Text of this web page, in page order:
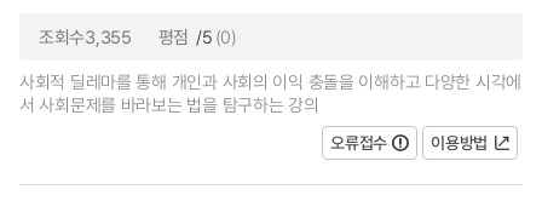
조회수3,355 평점 /5 (0)
사회적 딜레마를 통해 개인과 사회의 이익 충돌을 이해하고 다양한 시각에
서 사회문제를 바라보는 법을 탐구하는 강의
오류접수
이용방법